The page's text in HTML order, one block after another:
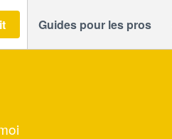
Guides pour les pros